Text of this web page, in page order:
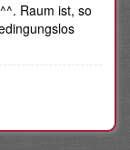
Raum ist, so